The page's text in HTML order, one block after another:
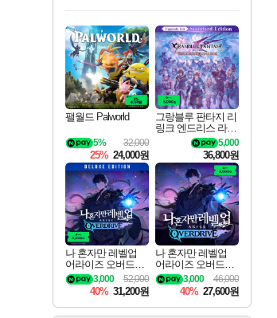
최대 90% 할인가를 만나보세요!
네이버혜택과 함께 만나보세요!
네이버 포인트 혜택까지!
이니&베니 혜택까지!
네이버 혜택가와 함께 예약하세요!
할인&네이버혜택으로 만나보세요!
네이버페이 혜택과 만나보세요!
40주년 프로모션으로 만나보세요!
할인가에 만나보세요!
일부 에디션 상시 할인!
혜택으로 예약 판매 중
편안하게 충전하세요
팰월드 Palworld
32,000
5%
25% 24,000원
그랑블루 판타지 리
링크 엔드리스 라그
나로크 업그레이드
킷 Granblue Fantasy
Relink Endless Ragn
arok Upgrade Kit DL
C
5,000
36,800원
나 혼자만 레벨업
어라이즈 오버드라
이브 디럭스 에디션
Solo Leveling Arise
Overdrive Deluxe Edi
tion
52,000
3,000
40% 31,200원
나 혼자만 레벨업
어라이즈 오버드라
이브 Solo Leveling A
rise
46,000
3,000
40% 27,600원